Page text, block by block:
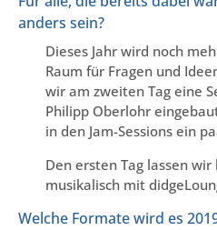
anders sein?
Dieses Jahr wird noch
Raum für Fragen und
wir am zweiten Tag eine
Philipp Oberlohr
in den Jam-Sessions ein
Den ersten Tag lassen
musikalisch mit
Welche Formate wird es